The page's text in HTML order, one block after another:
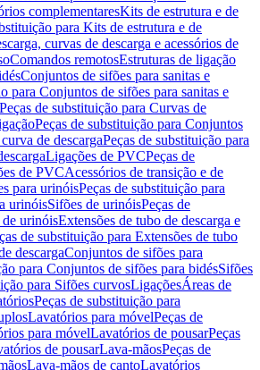
complementaresKits de estrutura e de
para Kits de estrutura e de
curvas de descarga e acessórios de
Comandos remotosEstruturas de ligação
Conjuntos de sifões para sanitas e
para Conjuntos de sifões para sanitas e
Peças de substituição para Curvas de
Peças de substituição para Conjuntos
de descargaPeças de substituição para
Ligações de PVCPeças de
de PVCAcessórios de transição e de
para urinóisPeças de substituição para
urinóisSifões de urinóisPeças de
de urinóisExtensões de tubo de descarga e
de substituição para Extensões de tubo
descargaConjuntos de sifões para
para Conjuntos de sifões para bidésSifões
para Sifões curvosLigaçõesÁreas de
Peças de substituição para
Lavatórios para móvelPeças de
para móvelLavatórios de pousarPeças
de pousarLava-mãosPeças de
Lava-mãos de cantoLavatórios